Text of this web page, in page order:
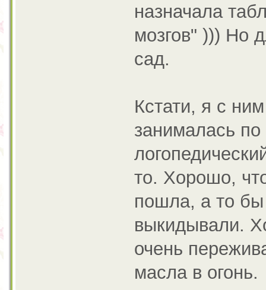
назначала
мозгов" ))) Но
сад.
Кстати, я с
занималась
то. Хорошо,
пошла, а то бы
выкидывали.
очень
масла в огонь.